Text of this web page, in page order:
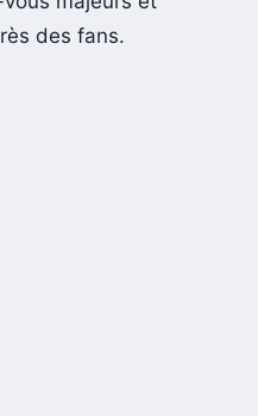
des fans.